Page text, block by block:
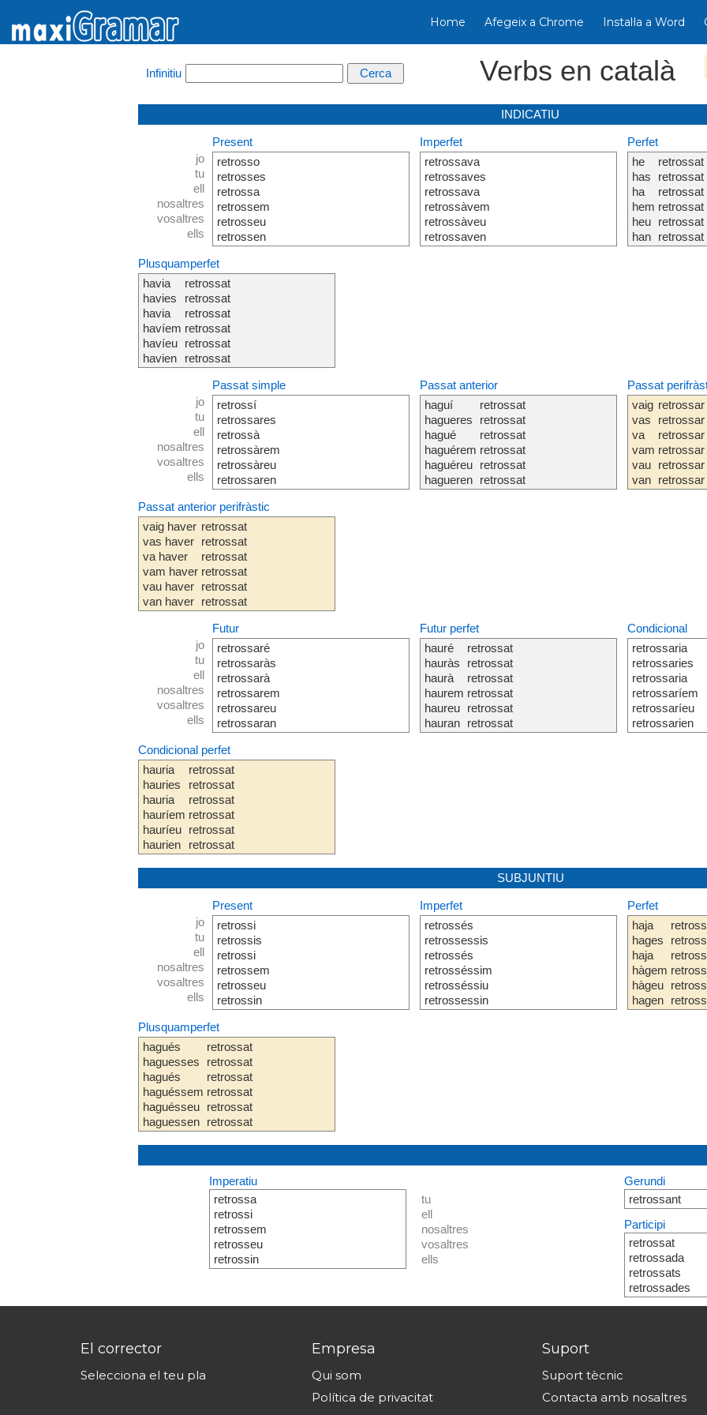
Home Afegeix a Chrome Instal·la a Word
Infinitiu Verbs en català
INDICATIU
jo
tu
ell
nosaltres
vosaltres
ells
Present
retrosso
retrosses
retrossa
retrossem
retrosseu
retrossen
Imperfet
retrossava
retrossaves
retrossava
retrossàvem
retrossàveu
retrossaven
Perfet
he
has
ha
hem
heu
han
retrossat
retrossat
retrossat
retrossat
retrossat
retrossat
Plusquamperfet
havia
havies
havia
havíem
havíeu
havien
retrossat
retrossat
retrossat
retrossat
retrossat
retrossat
jo
tu
ell
nosaltres
vosaltres
ells
Passat simple
retrossí
retrossares
retrossà
retrossàrem
retrossàreu
retrossaren
Passat anterior
haguí
hagueres
hagué
haguérem
haguéreu
hagueren
retrossat
retrossat
retrossat
retrossat
retrossat
retrossat
Passat
vaig
vas
va
vam
vau
van
retrossar
retrossar
retrossar
retrossar
retrossar
retrossar
Passat anterior perifràstic
vaig haver
vas haver
va haver
vam haver
vau haver
van haver
retrossat
retrossat
retrossat
retrossat
retrossat
retrossat
jo
tu
ell
nosaltres
vosaltres
ells
Futur
retrossaré
retrossaràs
retrossarà
retrossarem
retrossareu
retrossaran
Futur perfet
hauré
hauràs
haurà
haurem
haureu
hauran
retrossat
retrossat
retrossat
retrossat
retrossat
retrossat
Condicional
retrossaria
retrossaries
retrossaria
retrossaríem
retrossaríeu
retrossarien
Condicional perfet
hauria
hauries
hauria
hauríem
hauríeu
haurien
retrossat
retrossat
retrossat
retrossat
retrossat
retrossat
SUBJUNTIU
jo
tu
ell
nosaltres
vosaltres
ells
Present
retrossi
retrossis
retrossi
retrossem
retrosseu
retrossin
Imperfet
retrossés
retrossessis
retrossés
retrosséssim
retrosséssiu
retrossessin
Perfet
haja
hages
haja
hàgem
hàgeu
hagen
Plusquamperfet
hagués
haguesses
hagués
haguéssem
haguésseu
haguessen
retrossat
retrossat
retrossat
retrossat
retrossat
retrossat
Imperatiu
retrossa
retrossi
retrossem
retrosseu
retrossin
tu
ell
nosaltres
vosaltres
ells
Gerundi
retrossant
Participi
retrossat
retrossada
retrossats
retrossades
El corrector
Selecciona el teu pla
Empresa
Qui som
Política de privacitat
Suport
Suport tècnic
Contacta amb nosaltres